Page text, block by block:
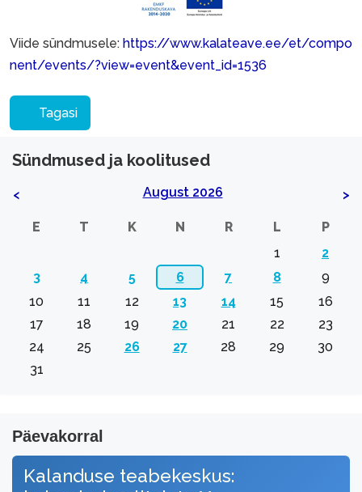
Viide sündmusele: https://www.kalateave.ee/et/compo
nent/events/?view=event&event_id=1536
Tagasi
Sündmused ja koolitused
< August 2026 >
E T K N R L
P
1
2
3
4 5 6 7 8
9
10
11 12 13 14 15
16
17
18 19 20 21 22
23
24
25 26 27 28 29
30
31
Päevakorral
Kalanduse teabekeskus: